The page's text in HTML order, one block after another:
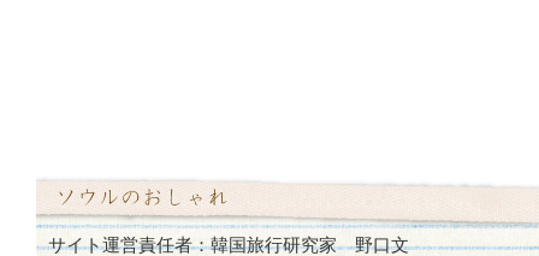
サイト運営責任者：韓国旅行研究家 野口文